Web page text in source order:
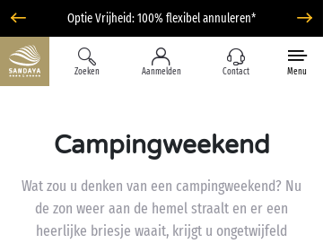
Optie Vrijheid: 100% flexibel annuleren*
Zoeken Aanmelden Contact Menu
Campingweekend
Wat zou u denken van een campingweekend? Nu
de zon weer aan de hemel straalt en er een
heerlijke briesje waait, krijgt u ongetwijfeld